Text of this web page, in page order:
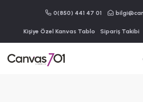
0(850) 441 47 01
Kişiye Özel Kanvas Tablo Sipariş Takibi